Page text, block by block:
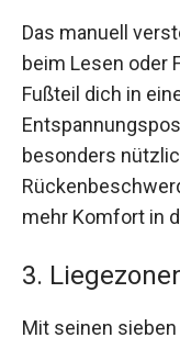
Das manuell
beim Lesen oder
Fußteil dich in
besonders
mehr Komfort in
3.
Mit seinen